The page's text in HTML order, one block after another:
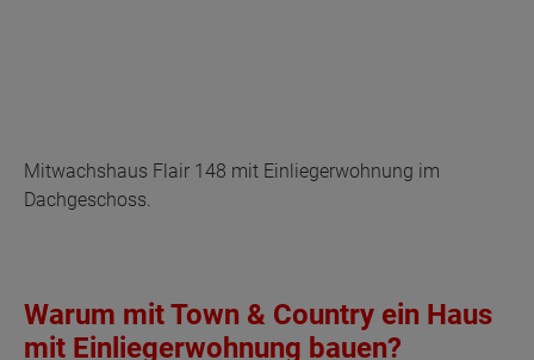
Mitwachshaus Flair 148 mit Einliegerwohnung im
Dachgeschoss.
Warum mit Town & Country ein Haus
mit Einliegerwohnung bauen?